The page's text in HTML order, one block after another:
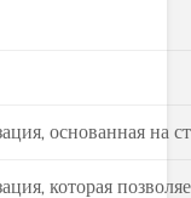
основанная на
которая